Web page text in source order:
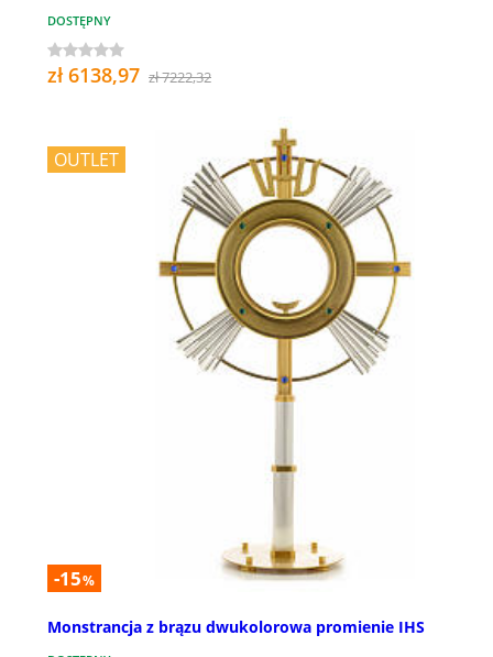
DOSTĘPNY
zł 6138,97 zł 7222,32
OUTLET
-15%
Monstrancja z brązu dwukolorowa promienie IHS